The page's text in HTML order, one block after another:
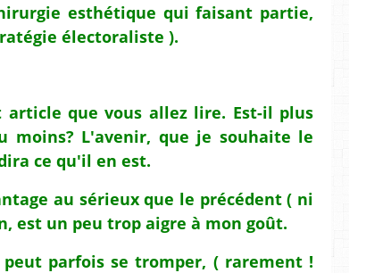
esthétique qui faisant partie,
électoraliste ).
article que vous allez lire. Est-il plus
moins? L'avenir, que je souhaite le
ce qu'il en est.
au sérieux que le précédent ( ni
est un peu trop aigre à mon goût.
parfois se tromper, ( rarement !